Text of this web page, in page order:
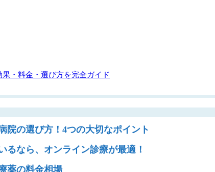
果・料金・選び方を完全ガイド
院の選び方！4つの大切なポイント
るなら、オンライン診療が最適！
薬の料金相場